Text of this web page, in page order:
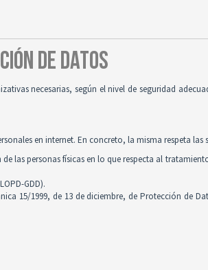
DE DATOS
necesarias, según el nivel de seguridad
en internet. En concreto, la misma respeta las
las personas físicas en lo que respecta al
GDD).
15/1999, de 13 de diciembre, de Protección de